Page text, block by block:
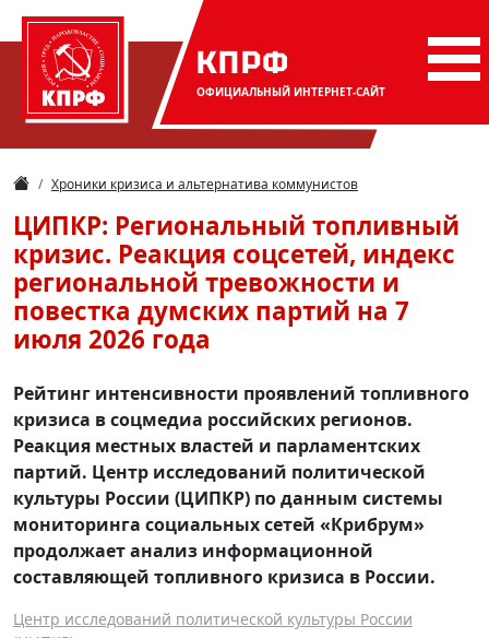
КПРФ
ОФИЦИАЛЬНЫЙ ИНТЕРНЕТ-САЙТ
Хроники кризиса и альтернатива коммунистов
ЦИПКР: Региональный топливный
кризис. Реакция соцсетей, индекс
региональной тревожности и
повестка думских партий на 7
июля 2026 года
Рейтинг интенсивности проявлений топливного
кризиса в соцмедиа российских регионов.
Реакция местных властей и парламентских
партий. Центр исследований политической
культуры России (ЦИПКР) по данным системы
мониторинга социальных сетей «Крибрум»
продолжает анализ информационной
составляющей топливного кризиса в России.
Центр исследований политической культуры России